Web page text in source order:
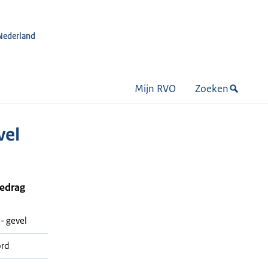
Mijn RVO Zoeken
gevel